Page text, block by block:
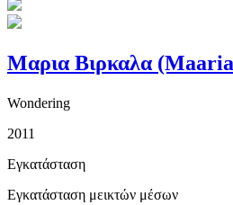
Μαρια Βιρκαλα
Wondering
2011
Εγκατάσταση
Εγκατάσταση μεικτών μέσων